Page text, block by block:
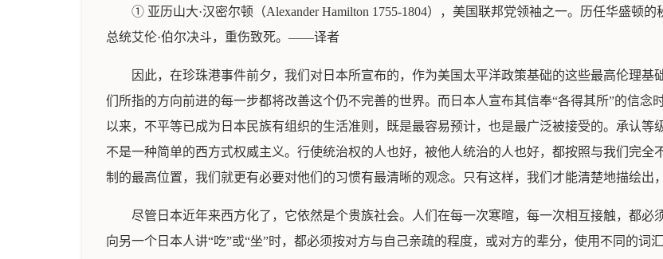
① 亚历山大·汉密尔顿（Alexander Hamilton 1755-1804），美国联邦党领袖之一。历任华盛顿
总统艾伦·伯尔决斗，重伤致死。——译者
因此，在珍珠港事件前夕，我们对日本所宣布的，作为美国太平洋政策基础的这些最高伦理
们所指的方向前进的每一步都将改善这个仍不完善的世界。而日本人宣布其信奉“各得其所”的信
以来，不平等已成为日本民族有组织的生活准则，既是最容易预计，也是最广泛被接受的。承认
不是一种简单的西方式权威主义。行使统治权的人也好，被他人统治的人也好，都按照与我们完
制的最高位置，我们就更有必要对他们的习惯有最清晰的观念。只有这样，我们才能清楚地描绘出
尽管日本近年来西方化了，它依然是个贵族社会。人们在每一次寒暄，每一次相互接触，都必
向另一个日本人讲“吃”或“坐”时，都必须按对方与自己亲疏的程度，或对方的辈分，使用不同的词